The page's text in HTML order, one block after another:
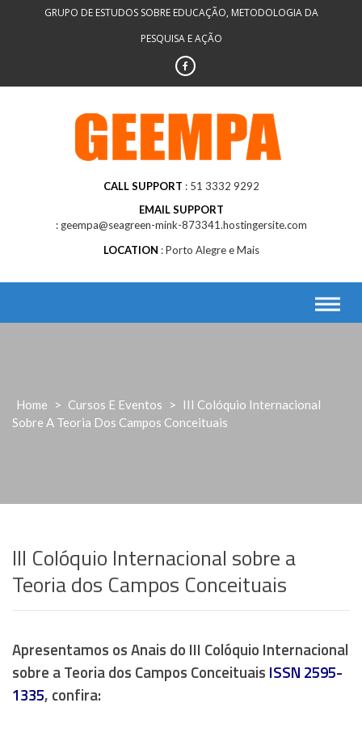
GRUPO DE ESTUDOS SOBRE EDUCAÇÃO, METODOLOGIA DA
PESQUISA E AÇÃO
CALL SUPPORT
51 3332 9292
EMAIL SUPPORT
geempa@seagreen-mink-873341.hostingersite.com
LOCATION
Porto Alegre e Mais
Home > Cursos E Eventos >
III Colóquio Internacional
Sobre A Teoria Dos Campos Conceituais
III Colóquio Internacional sobre a
Teoria dos Campos Conceituais
Apresentamos os Anais do III Colóquio Internacional
sobre a Teoria dos Campos Conceituais ISSN 2595-
1335, confira: